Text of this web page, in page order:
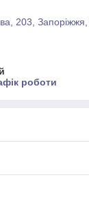
203, Запоріжжя,
роботи